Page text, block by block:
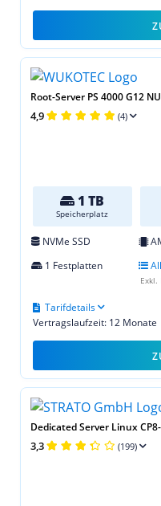
Root-Server PS 4000 G12
4,9 (4)
1 TB
Speicherplatz
NVMe SSD
1 Festplatten
Vertragslaufzeit: 12 Monate
Tarifdetails
Exkl.
Dedicated Server Linux
3,3 (199)